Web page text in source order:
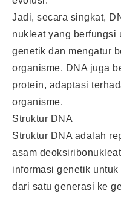
Jadi, secara singkat,
nukleat yang berfungsi
genetik dan mengatur
organisme. DNA juga
protein, adaptasi
organisme.
Struktur DNA
Struktur DNA adalah
asam
informasi genetik
dari satu generasi ke